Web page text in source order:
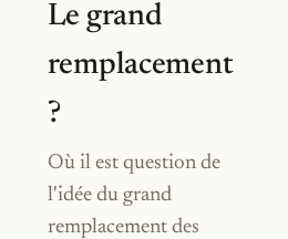
Le grand
remplacement
?
Où il est question de
l'idée du grand
remplacement des